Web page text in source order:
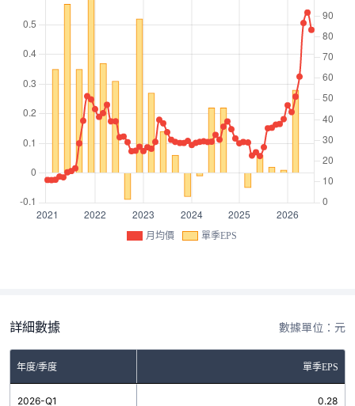
月均價 單季EPS
詳細數據 數據單位：元
年度/季度 單季EPS
2026-Q1 0.28